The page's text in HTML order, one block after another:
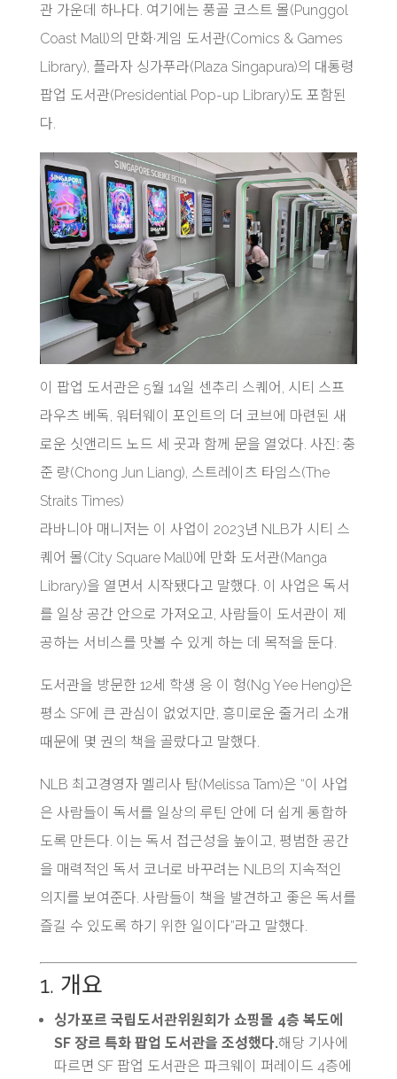
관 가운데 하나다. 여기에는 풍골 코스트 몰(Punggol
Coast Mall)의 만화·게임 도서관(Comics & Games
Library), 플라자 싱가푸라(Plaza Singapura)의 대통령
팝업 도서관(Presidential Pop-up Library)도 포함된
다.
이 팝업 도서관은 5월 14일 센추리 스퀘어, 시티 스프
라우츠 베독, 워터웨이 포인트의 더 코브에 마련된 새
로운 싯앤리드 노드 세 곳과 함께 문을 열었다. 사진: 충
준 량(Chong Jun Liang), 스트레이츠 타임스(The
Straits Times)
라바니아 매니저는 이 사업이 2023년 NLB가 시티 스
퀘어 몰(City Square Mall)에 만화 도서관(Manga
Library)을 열면서 시작됐다고 말했다. 이 사업은 독서
를 일상 공간 안으로 가져오고, 사람들이 도서관이 제
공하는 서비스를 맛볼 수 있게 하는 데 목적을 둔다.
도서관을 방문한 12세 학생 응 이 헝(Ng Yee Heng)은
평소 SF에 큰 관심이 없었지만, 흥미로운 줄거리 소개
때문에 몇 권의 책을 골랐다고 말했다.
NLB 최고경영자 멜리사 탐(Melissa Tam)은 “이 사업
은 사람들이 독서를 일상의 루틴 안에 더 쉽게 통합하
도록 만든다. 이는 독서 접근성을 높이고, 평범한 공간
을 매력적인 독서 코너로 바꾸려는 NLB의 지속적인
의지를 보여준다. 사람들이 책을 발견하고 좋은 독서를
즐길 수 있도록 하기 위한 일이다”라고 말했다.
1. 개요
싱가포르 국립도서관위원회가 쇼핑몰 4층 복도에
SF 장르 특화 팝업 도서관을 조성했다.해당 기사에
따르면 SF 팝업 도서관은 파크웨이 퍼레이드 4층에